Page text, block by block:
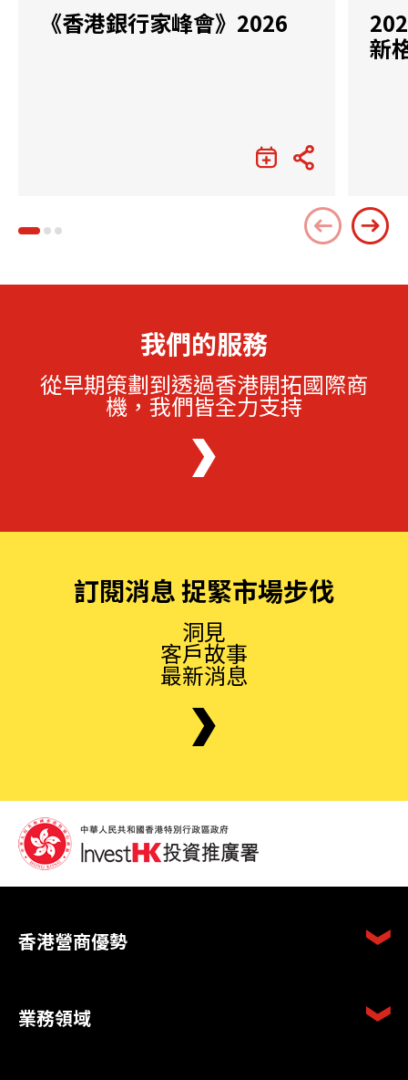
《香港銀行家峰會》2026
新
我們的服務
從早期策劃到透過香港開拓國際商
機，我們皆全力支持
訂閱消息 捉緊市場步伐
洞見
客戶故事
最新消息
香港營商優勢
業務領域